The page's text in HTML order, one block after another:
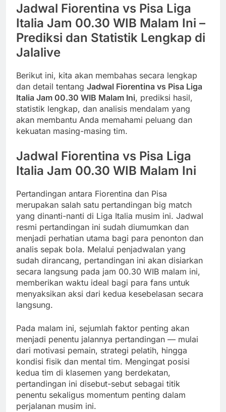
Jadwal Fiorentina vs Pisa Liga
Italia Jam 00.30 WIB Malam Ini –
Prediksi dan Statistik Lengkap di
Jalalive
Berikut ini, kita akan membahas secara lengkap
dan detail tentang Jadwal Fiorentina vs Pisa Liga
Italia Jam 00.30 WIB Malam Ini, prediksi hasil,
statistik lengkap, dan analisis mendalam yang
akan membantu Anda memahami peluang dan
kekuatan masing-masing tim.
Jadwal Fiorentina vs Pisa Liga
Italia Jam 00.30 WIB Malam Ini
Pertandingan antara Fiorentina dan Pisa
merupakan salah satu pertandingan big match
yang dinanti-nanti di Liga Italia musim ini. Jadwal
resmi pertandingan ini sudah diumumkan dan
menjadi perhatian utama bagi para penonton dan
analis sepak bola. Melalui penjadwalan yang
sudah dirancang, pertandingan ini akan disiarkan
secara langsung pada jam 00.30 WIB malam ini,
memberikan waktu ideal bagi para fans untuk
menyaksikan aksi dari kedua kesebelasan secara
langsung.
Pada malam ini, sejumlah faktor penting akan
menjadi penentu jalannya pertandingan — mulai
dari motivasi pemain, strategi pelatih, hingga
kondisi fisik dan mental tim. Mengingat posisi
kedua tim di klasemen yang berdekatan,
pertandingan ini disebut-sebut sebagai titik
penentu sekaligus momentum penting dalam
perjalanan musim ini.